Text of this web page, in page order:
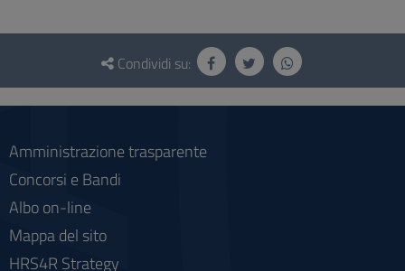
Questionario
social
Condividi su:
Amministrazione trasparente
Concorsi e Bandi
Albo on-line
Mappa del sito
HRS4R Strategy